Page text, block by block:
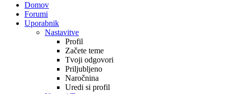
Domov
Forumi
Uporabnik
Nastavitve
Profil
Začete teme
Tvoji odgovori
Priljubljeno
Naročnina
Uredi si profil